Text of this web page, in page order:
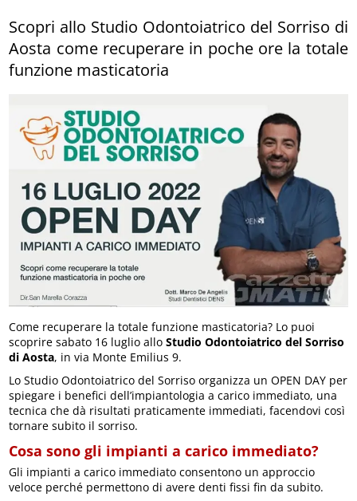
Scopri allo Studio Odontoiatrico del Sorriso di
Aosta come recuperare in poche ore la totale
funzione masticatoria
Come recuperare la totale funzione masticatoria? Lo puoi
scoprire sabato 16 luglio alloStudio Odontoiatrico del Sorriso
di Aosta, in via Monte Emilius 9.
Lo Studio Odontoiatrico del Sorriso organizza un OPEN DAY per
spiegare i benefici dell’impiantologia a carico immediato, una
tecnica che dà risultati praticamente immediati, facendovi così
tornare subito il sorriso.
Cosa sono gli impianti a carico immediato?
Gli impianti a carico immediato consentono un approccio
veloce perché permettono di avere denti fissi fin da subito.